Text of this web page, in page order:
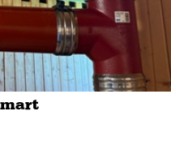
leverandører som vi i
å unngå å ha det